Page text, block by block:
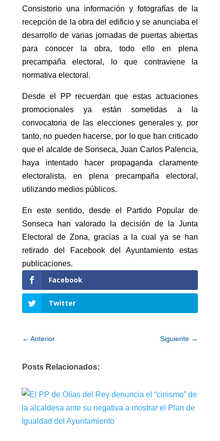
Consistorio una información y fotografías de la
recepción de la obra del edificio y se anunciaba el
desarrollo de varias jornadas de puertas abiertas
para conocer la obra, todo ello en plena
precampaña electoral, lo que contraviene la
normativa electoral.
Desde el PP recuerdan que estas actuaciones
promocionales ya están sometidas a la
convocatoria de las elecciones generales y, por
tanto, no pueden hacerse, por lo que han criticado
que el alcalde de Sonseca, Juan Carlos Palencia,
haya intentado hacer propaganda claramente
electoralista, en plena precampaña electoral,
utilizando medios públicos.
En este sentido, desde el Partido Popular de
Sonseca han valorado la decisión de la Junta
Electoral de Zona, gracias a la cual ya se han
retirado del Facebook del Ayuntamiento estas
publicaciones.
Facebook
Twitter
← Anterior Siguiente →
Posts Relacionados: